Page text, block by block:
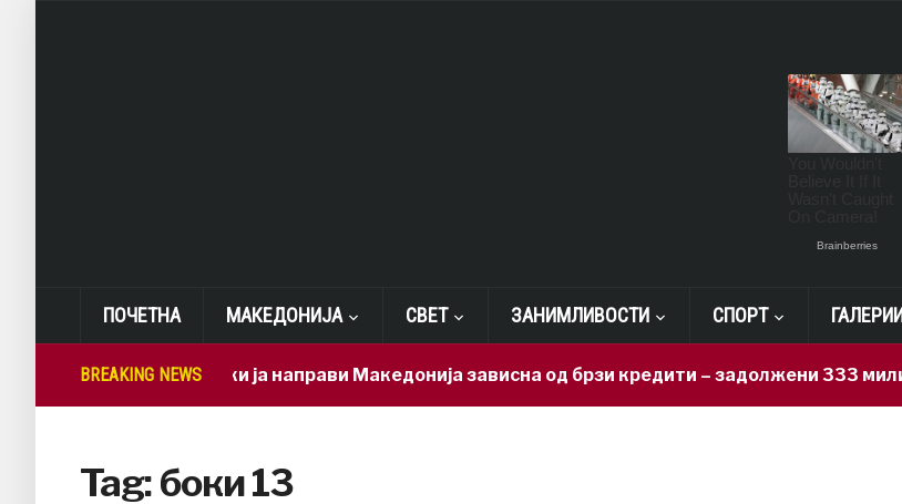
ПОЧЕТНА МАКЕДОНИЈА СВЕТ ЗАНИМЛИВОСТИ СПОРТ
BREAKING NEWS
Мицкоски ја направи Македонија зависна од брзи кредити – задолжени 333 милиони
Tag:боки 13